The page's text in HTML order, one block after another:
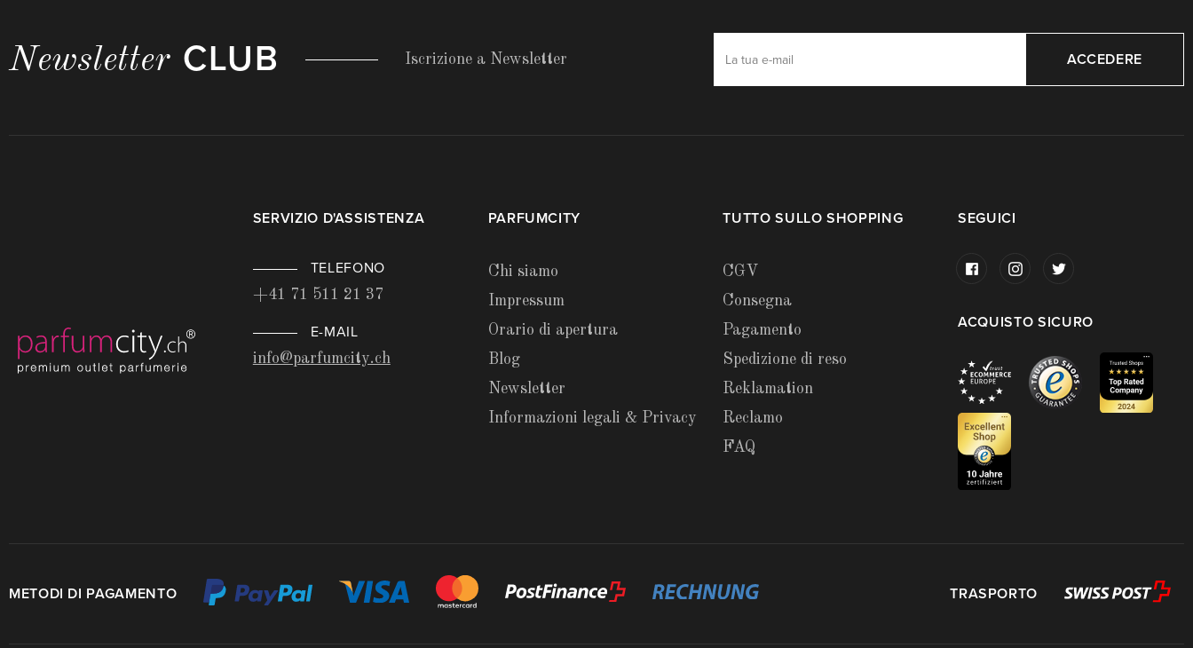
Newsletter CLUB Iscrizione a Newsletter ACCEDERE
SERVIZIO D'ASSISTENZA
TELEFONO
+41 71 511 21 37
E-MAIL
info@parfumcity.ch
PARFUMCITY
Chi siamo
Impressum
Orario di apertura
Blog
Newsletter
Informazioni legali & Privacy
TUTTO SULLO SHOPPING
CGV
Consegna
Pagamento
Spedizione di reso
Reklamation
Reclamo
FAQ
SEGUICI
ACQUISTO SICURO
METODI DI PAGAMENTO TRASPORTO